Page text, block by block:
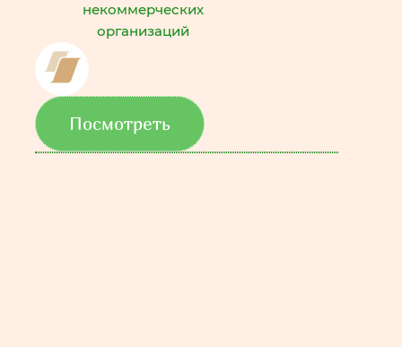
некоммерческих
организаций
Посмотреть